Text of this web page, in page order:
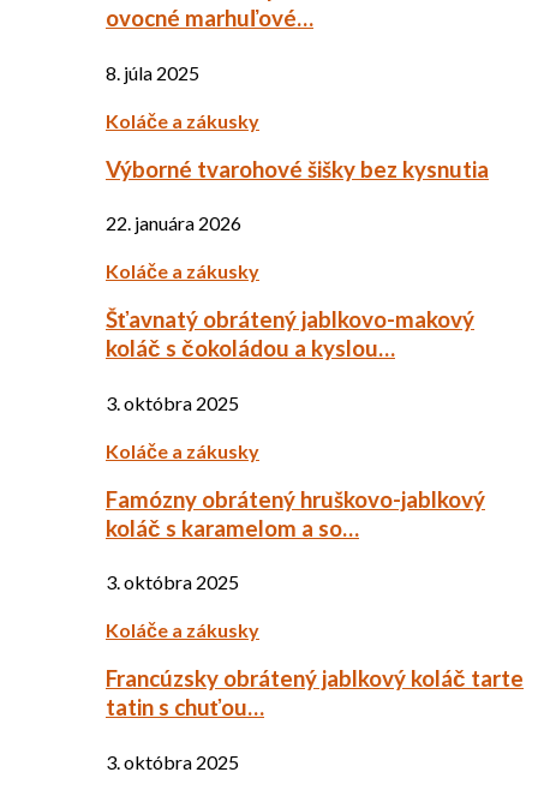
ovocné marhuľové…
8. júla 2025
Koláče a zákusky
Výborné tvarohové šišky bez kysnutia
22. januára 2026
Koláče a zákusky
Šťavnatý obrátený jablkovo-makový
koláč s čokoládou a kyslou…
3. októbra 2025
Koláče a zákusky
Famózny obrátený hruškovo-jablkový
koláč s karamelom a so…
3. októbra 2025
Koláče a zákusky
Francúzsky obrátený jablkový koláč tarte
tatin s chuťou…
3. októbra 2025